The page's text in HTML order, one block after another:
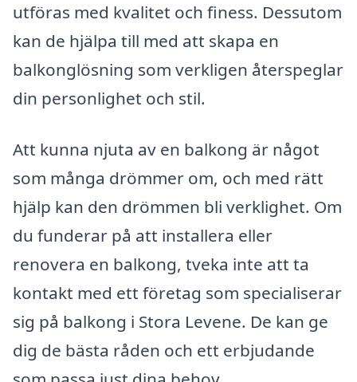
utföras med kvalitet och finess. Dessutom
kan de hjälpa till med att skapa en
balkonglösning som verkligen återspeglar
din personlighet och stil.
Att kunna njuta av en balkong är något
som många drömmer om, och med rätt
hjälp kan den drömmen bli verklighet. Om
du funderar på att installera eller
renovera en balkong, tveka inte att ta
kontakt med ett företag som specialiserar
sig på balkong i Stora Levene. De kan ge
dig de bästa råden och ett erbjudande